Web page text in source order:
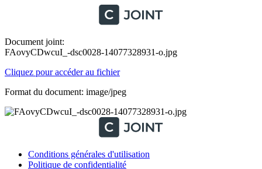
Document joint:
FAovyCDwcuI_-dsc0028-14077328931-o.jpg
Cliquez pour accéder au fichier
Format du document: image/jpeg
Conditions générales d'utilisation
Politique de confidentialité